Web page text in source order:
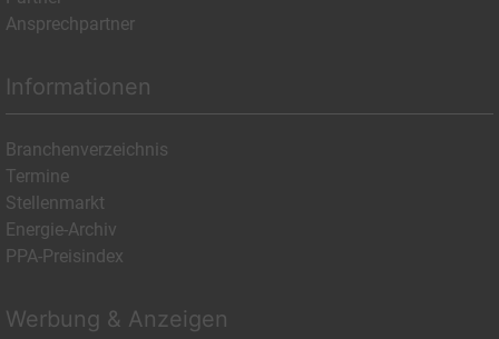
Ansprechpartner
Informationen
Branchenverzeichnis
Termine
Stellenmarkt
Energie-Archiv
PPA-Preisindex
Werbung & Anzeigen